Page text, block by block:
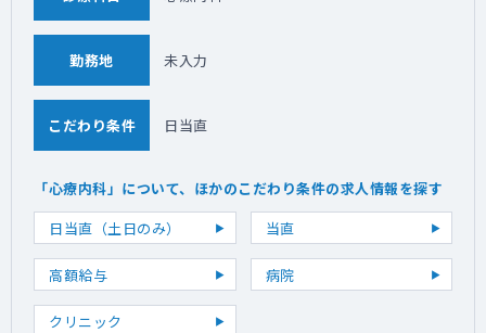
勤務地 未入力
こだわり条件 日当直
「心療内科」について、ほかのこだわり条件の求人情報を探す
日当直（土日のみ）
当直
高額給与 病院
クリニック